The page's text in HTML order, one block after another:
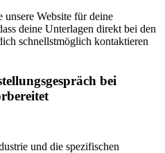
unsere Website für deine
deine Unterlagen direkt bei den
schnellstmöglich kontaktieren
bei
und die spezifischen